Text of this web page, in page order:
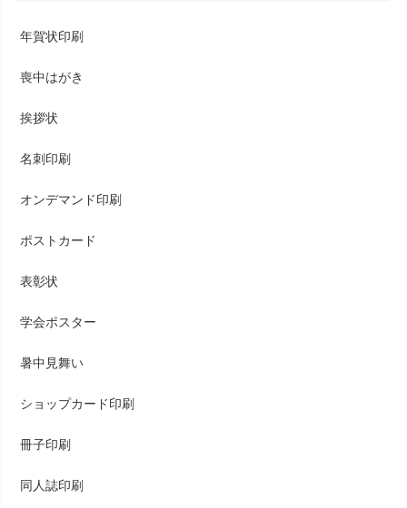
年賀状印刷
喪中はがき
挨拶状
名刺印刷
オンデマンド印刷
ポストカード
表彰状
学会ポスター
暑中見舞い
ショップカード印刷
冊子印刷
同人誌印刷